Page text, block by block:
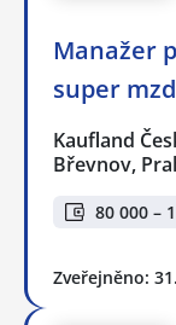
Manažer
super
Kaufland
Břevnov,
80 000 –
Zveřejněno: